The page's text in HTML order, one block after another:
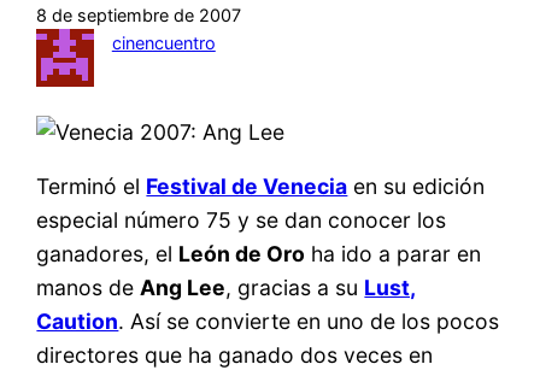
8 de septiembre de 2007
cinencuentro
Terminó el Festival de Venecia en su edición
especial número 75 y se dan conocer los
ganadores, el León de Oro ha ido a parar en
manos de Ang Lee, gracias a su Lust,
Caution. Así se convierte en uno de los pocos
directores que ha ganado dos veces en